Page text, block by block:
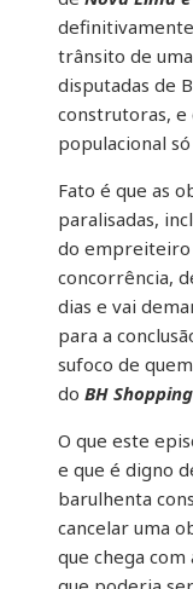
trânsito de
disputadas de
construtoras,
populacional
Fato é que as
paralisadas,
do empreiteiro
concorrência,
dias e vai
para a
sufoco de
do BH Shopping
O que este
e que é digno
barulhenta
cancelar uma
que chega com